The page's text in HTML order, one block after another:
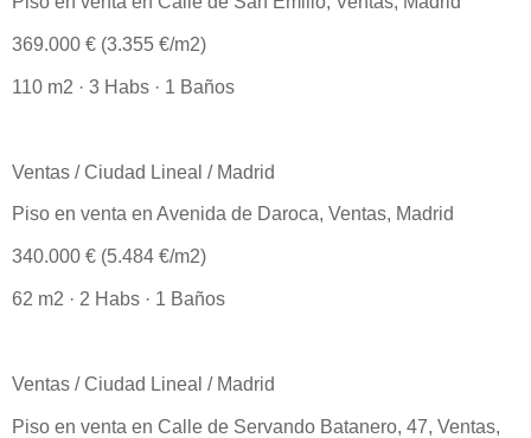
369.000 € (3.355 €/m2)
110 m2 · 3 Habs · 1 Baños
Ventas / Ciudad Lineal / Madrid
Piso en venta en Avenida de Daroca, Ventas, Madrid
340.000 € (5.484 €/m2)
62 m2 · 2 Habs · 1 Baños
Ventas / Ciudad Lineal / Madrid
Piso en venta en Calle de Servando Batanero, 47, Ventas,